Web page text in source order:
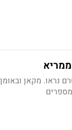
נראו. מקאן ובאומן